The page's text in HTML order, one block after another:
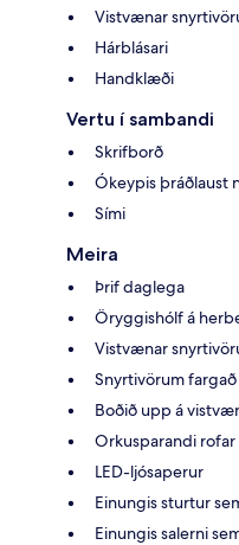
Vistvænar
Hárblásari
Handklæði
Vertu í sambandi
Skrifborð
Ókeypis þráðlaust
Sími
Meira
Þrif daglega
Öryggishólf á
Vistvænar
Snyrtivörum
Boðið upp á
Orkusparandi rofar
LED-ljósaperur
Einungis sturtur
Einungis salerni